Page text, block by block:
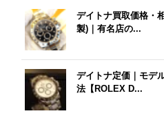
デイトナ買取価格・
製)｜有名店の...
デイトナ定価｜モデ
法【ROLEX D...